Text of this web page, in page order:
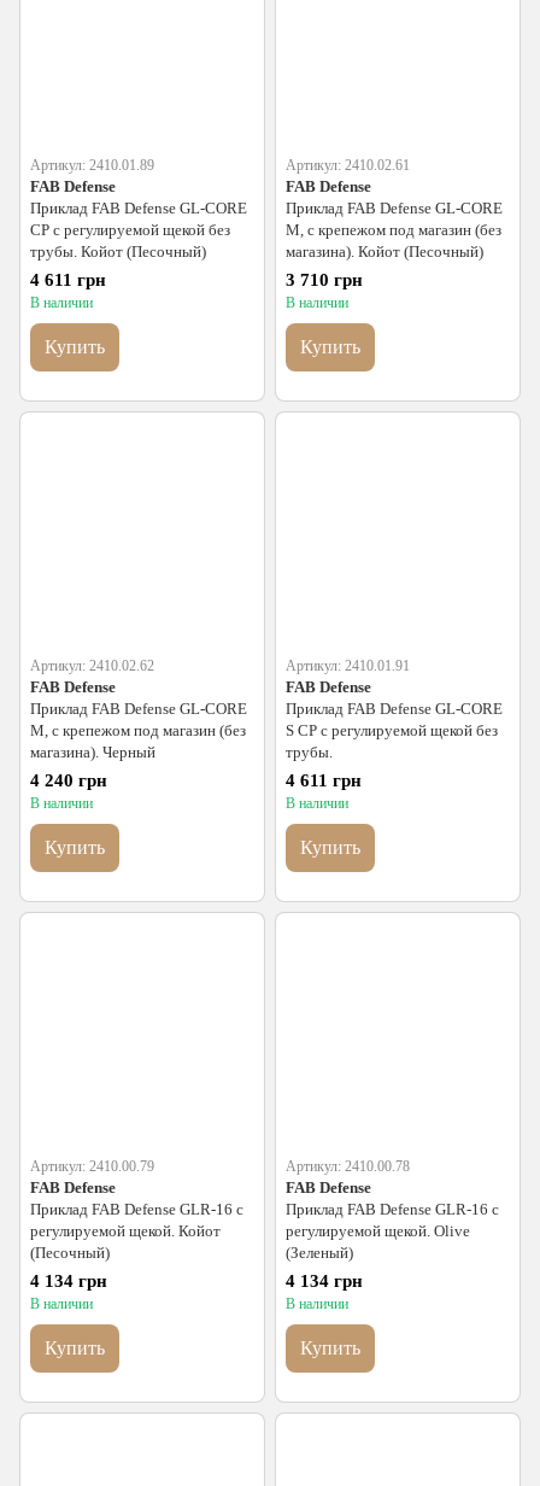
Артикул: 2410.01.89
FAB Defense
Приклад FAB Defense GL-CORE
CP с регулируемой щекой без
трубы. Койот (Песочный)
4 611 грн
В наличии
Купить
Артикул: 2410.02.61
FAB Defense
Приклад FAB Defense GL-CORE
M, с крепежом под магазин (без
магазина). Койот (Песочный)
3 710 грн
В наличии
Купить
Артикул: 2410.02.62
FAB Defense
Приклад FAB Defense GL-CORE
M, с крепежом под магазин (без
магазина). Черный
4 240 грн
В наличии
Купить
Артикул: 2410.01.91
FAB Defense
Приклад FAB Defense GL-CORE
S CP с регулируемой щекой без
трубы.
4 611 грн
В наличии
Купить
Артикул: 2410.00.79
FAB Defense
Приклад FAB Defense GLR-16 с
регулируемой щекой. Койот
(Песочный)
4 134 грн
В наличии
Купить
Артикул: 2410.00.78
FAB Defense
Приклад FAB Defense GLR-16 с
регулируемой щекой. Olive
(Зеленый)
4 134 грн
В наличии
Купить